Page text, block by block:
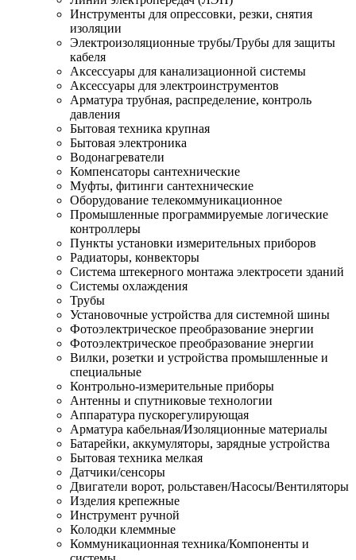
Инструменты для опрессовки, резки, снятия
изоляции
Электроизоляционные трубы/Трубы для защиты
кабеля
Аксессуары для канализационной системы
Аксессуары для электроинструментов
Арматура трубная, распределение, контроль
давления
Бытовая техника крупная
Бытовая электроника
Водонагреватели
Компенсаторы сантехнические
Муфты, фитинги сантехнические
Оборудование телекоммуникационное
Промышленные программируемые логические
контроллеры
Пункты установки измерительных приборов
Радиаторы, конвекторы
Система штекерного монтажа электросети зданий
Системы охлаждения
Трубы
Установочные устройства для системной шины
Фотоэлектрическое преобразование энергии
Фотоэлектрическое преобразование энергии
Вилки, розетки и устройства промышленные и
специальные
Контрольно-измерительные приборы
Антенны и спутниковые технологии
Аппаратура пускорегулирующая
Арматура кабельная/Изоляционные материалы
Батарейки, аккумуляторы, зарядные устройства
Бытовая техника мелкая
Датчики/сенсоры
Двигатели ворот, рольставен/Насосы/Вентиляторы
Изделия крепежные
Инструмент ручной
Колодки клеммные
Коммуникационная техника/Компоненты и